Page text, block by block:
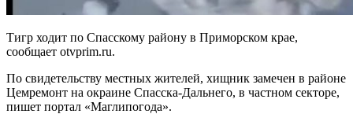
Тигр ходит по Спасскому району в Приморском крае,
сообщает otvprim.ru.
По свидетельству местных жителей, хищник замечен в районе
Цемремонт на окраине Спасска-Дальнего, в частном секторе,
пишет портал «Маглипогода».